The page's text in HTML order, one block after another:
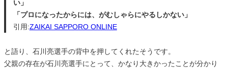
い」
「プロになったからには、がむしゃらにやるしかない」
引用:ZAIKAI SAPPORO ONLINE
と語り、石川亮選手の背中を押してくれたそうです。
父親の存在が石川亮選手にとって、かなり大きかったことが分かり